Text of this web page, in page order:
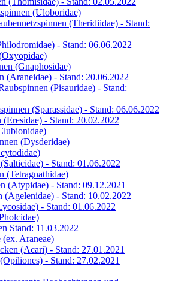
(Uloboridae)
(Theridiidae) - Stand:
- Stand: 06.06.2022
(Gnaphosidae)
(Araneidae) - Stand: 20.06.2022
(Pisauridae) - Stand:
(Sparassidae) - Stand: 06.06.2022
(Eresidae) - Stand: 20.02.2022
(Dysderidae)
- Stand: 01.06.2022
(Tetragnathidae)
(Atypidae) - Stand: 09.12.2021
(Agelenidae) - Stand: 10.02.2022
- Stand: 01.06.2022
Stand: 11.03.2022
(ex. Araneae)
(Acari) - Stand: 27.01.2021
- Stand: 27.02.2021